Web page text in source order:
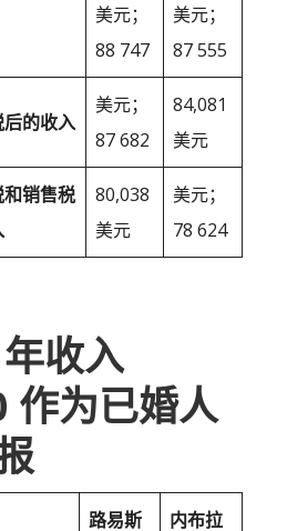
美元；
88 747
美元；
87 555
的收入
美元；
87 682
84,081
美元
销售税
80,038
美元
美元；
78 624
收入
作为已婚人
路易斯 内布拉